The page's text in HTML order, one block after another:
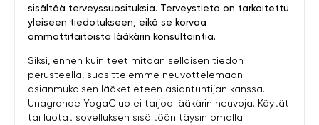
sisältää terveyssuosituksia. Terveystieto on tarkoitettu
yleiseen tiedotukseen, eikä se korvaa
ammattitaitoista lääkärin konsultointia.
Siksi, ennen kuin teet mitään sellaisen tiedon
perusteella, suosittelemme neuvottelemaan
asianmukaisen lääketieteen asiantuntijan kanssa.
Unagrande YogaClub ei tarjoa lääkärin neuvoja. Käytät
tai luotat sovelluksen sisältöön täysin omalla